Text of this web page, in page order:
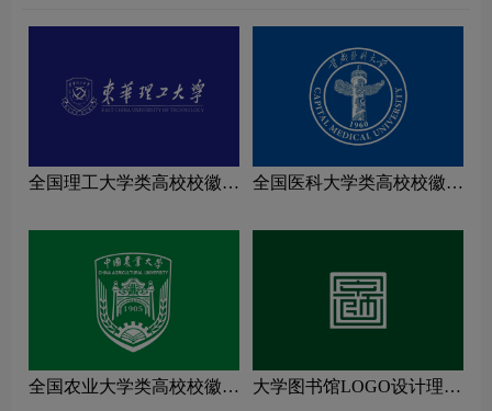
全国理工大学类高校校徽设
全国医科大学类高校校徽设
全国农业大学类高校校徽设
大学图书馆LOGO设计理念